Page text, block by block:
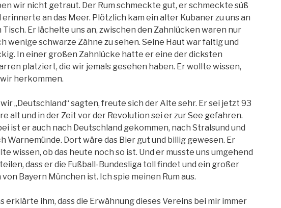
wir nicht getraut. Der Rum schmeckte gut, er schmeckte süß
erinnerte an das Meer. Plötzlich kam ein alter Kubaner zu uns an
Tisch. Er lächelte uns an, zwischen den Zahnlücken waren nur
wenige schwarze Zähne zu sehen. Seine Haut war faltig und
In einer großen Zahnlücke hatte er eine der dicksten
platziert, die wir jemals gesehen haben. Er wollte wissen,
herkommen.
„Deutschland“ sagten, freute sich der Alte sehr. Er sei jetzt 93
alt und in der Zeit vor der Revolution sei er zur See gefahren.
ist er auch nach Deutschland gekommen, nach Stralsund und
Warnemünde. Dort wäre das Bier gut und billig gewesen. Er
wissen, ob das heute noch so ist. Und er musste uns umgehend
dass er die Fußball-Bundesliga toll findet und ein großer
von Bayern München ist. Ich spie meinen Rum aus.
erklärte ihm, dass die Erwähnung dieses Vereins bei mir immer